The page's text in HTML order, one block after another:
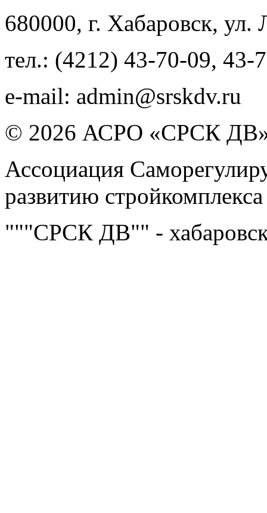
680000, г. Хабаровск, ул.
тел.: (4212) 43-70-09, 43-
e-mail: admin@srskdv.ru
© 2026 АСРО «СРСК
Ассоциация
развитию
"""СРСК ДВ"" -